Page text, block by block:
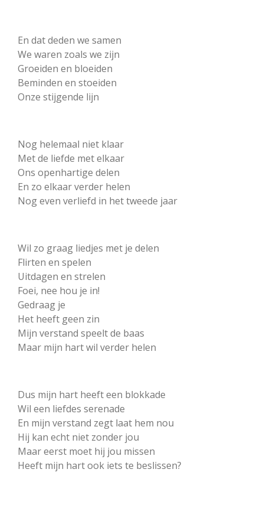
En dat deden we samen
We waren zoals we zijn
Groeiden en bloeiden
Beminden en stoeiden
Onze stijgende lijn
Nog helemaal niet klaar
Met de liefde met elkaar
Ons openhartige delen
En zo elkaar verder helen
Nog even verliefd in het tweede jaar
Wil zo graag liedjes met je delen
Flirten en spelen
Uitdagen en strelen
Foei, nee hou je in!
Gedraag je
Het heeft geen zin
Mijn verstand speelt de baas
Maar mijn hart wil verder helen
Dus mijn hart heeft een blokkade
Wil een liefdes serenade
En mijn verstand zegt laat hem nou
Hij kan echt niet zonder jou
Maar eerst moet hij jou missen
Heeft mijn hart ook iets te beslissen?